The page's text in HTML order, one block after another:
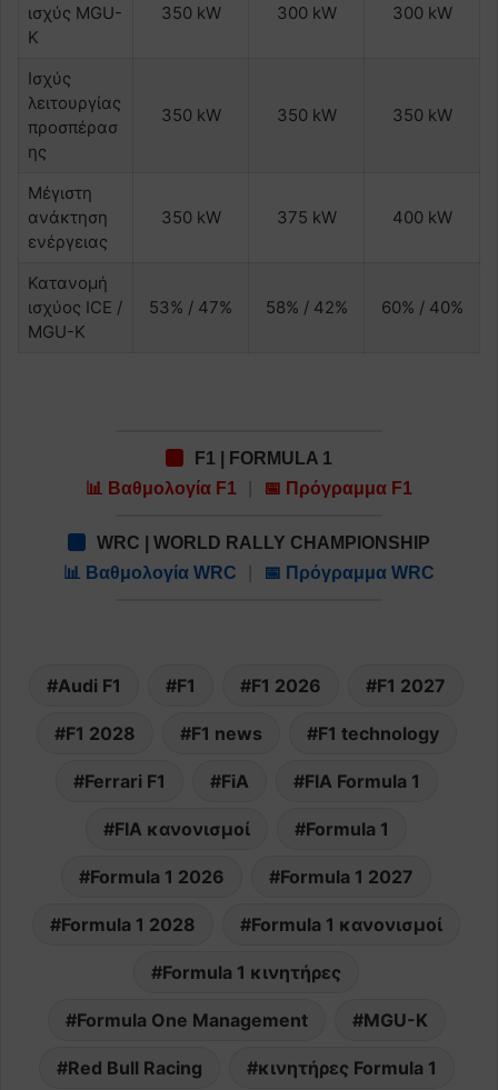
ισχύς MGU-
K
350 kW 300 kW 300 kW
Ισχύς
λειτουργίας
προσπέρασ
ης
350 kW 350 kW 350 kW
Μέγιστη
ανάκτηση
ενέργειας
350 kW 375 kW 400 kW
Κατανομή
ισχύος ICE /
MGU-K
53% / 47% 58% / 42% 60% / 40%
F1 | FORMULA 1
📊 Βαθμολογία F1
📅 Πρόγραμμα F1
WRC | WORLD RALLY CHAMPIONSHIP
📊 Βαθμολογία WRC
📅 Πρόγραμμα WRC
Audi F1 F1 F1 2026 F1 2027
F1 2028 F1 news F1 technology
Ferrari F1 FiA FIA Formula 1
FIA κανονισμοί Formula 1
Formula 1 2026 Formula 1 2027
Formula 1 2028 Formula 1 κανονισμοί
Formula 1 κινητήρες
Formula One Management MGU-K
Red Bull Racing κινητήρες Formula 1